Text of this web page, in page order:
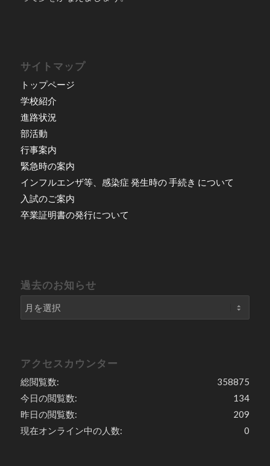
サイトマップ
トップページ
学校紹介
進路状況
部活動
行事案内
緊急時の案内
インフルエンザ等、感染症 発生時の 手続き について
入試のご案内
卒業証明書の発行について
過去のお知らせ
アクセスカウンター
358875
総閲覧数:
134
今日の閲覧数:
209
昨日の閲覧数:
0
現在オンライン中の人数: